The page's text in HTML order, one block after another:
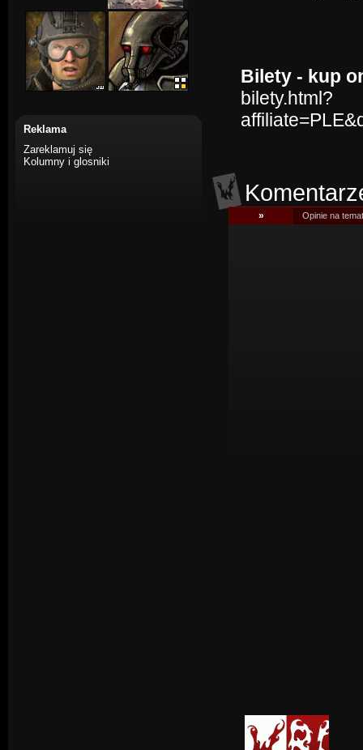
Reklama
Zareklamuj się
Kolumny i glosniki
Bilety - kup
bilety.html?
» Opinie na